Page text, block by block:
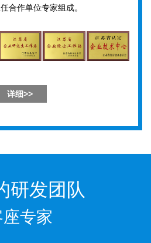
合作单位专家组成。
详细>>
研发团队
座专家